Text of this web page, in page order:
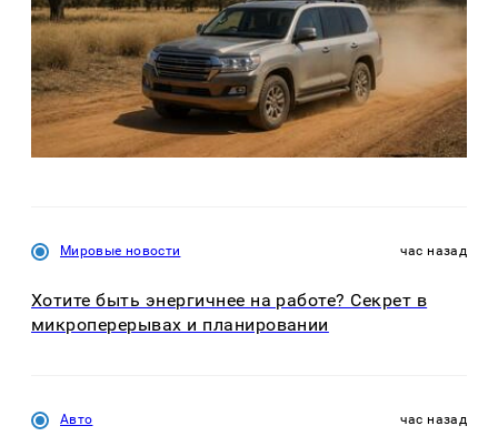
Мировые новости час назад
Хотите быть энергичнее на работе? Секрет в
микроперерывах и планировании
Авто час назад